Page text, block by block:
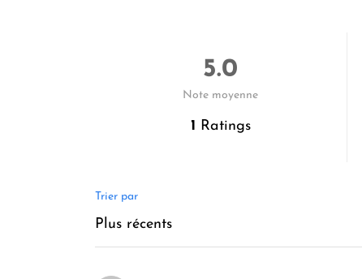
5.0
Note moyenne
1 Ratings
Trier par